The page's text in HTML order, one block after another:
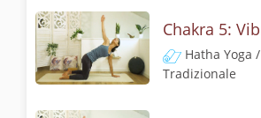
Hatha Yoga /
Tradizionale